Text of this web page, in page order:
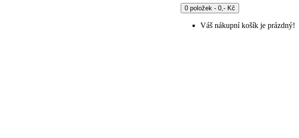
0 položek - 0,- Kč
Váš nákupní košík je prázdný!